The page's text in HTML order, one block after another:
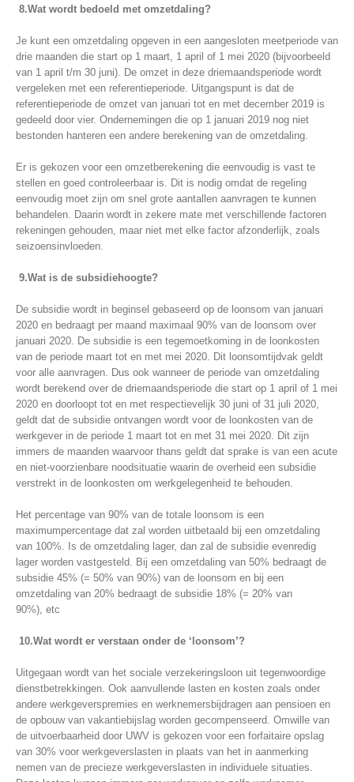
8.Wat wordt bedoeld met omzetdaling?
Je kunt een omzetdaling opgeven in een aangesloten meetperiode van
drie maanden die start op 1 maart, 1 april of 1 mei 2020 (bijvoorbeeld
van 1 april t/m 30 juni). De omzet in deze driemaandsperiode wordt
vergeleken met een referentieperiode. Uitgangspunt is dat de
referentieperiode de omzet van januari tot en met december 2019 is
gedeeld door vier. Ondernemingen die op 1 januari 2019 nog niet
bestonden hanteren een andere berekening van de omzetdaling.
Er is gekozen voor een omzetberekening die eenvoudig is vast te
stellen en goed controleerbaar is. Dit is nodig omdat de regeling
eenvoudig moet zijn om snel grote aantallen aanvragen te kunnen
behandelen. Daarin wordt in zekere mate met verschillende factoren
rekeningen gehouden, maar niet met elke factor afzonderlijk, zoals
seizoensinvloeden.
9.Wat is de subsidiehoogte?
De subsidie wordt in beginsel gebaseerd op de loonsom van januari
2020 en bedraagt per maand maximaal 90% van de loonsom over
januari 2020. De subsidie is een tegemoetkoming in de loonkosten
van de periode maart tot en met mei 2020. Dit loonsomtijdvak geldt
voor alle aanvragen. Dus ook wanneer de periode van omzetdaling
wordt berekend over de driemaandsperiode die start op 1 april of 1 mei
2020 en doorloopt tot en met respectievelijk 30 juni of 31 juli 2020,
geldt dat de subsidie ontvangen wordt voor de loonkosten van de
werkgever in de periode 1 maart tot en met 31 mei 2020. Dit zijn
immers de maanden waarvoor thans geldt dat sprake is van een acute
en niet-voorzienbare noodsituatie waarin de overheid een subsidie
verstrekt in de loonkosten om werkgelegenheid te behouden.
Het percentage van 90% van de totale loonsom is een
maximumpercentage dat zal worden uitbetaald bij een omzetdaling
van 100%. Is de omzetdaling lager, dan zal de subsidie evenredig
lager worden vastgesteld. Bij een omzetdaling van 50% bedraagt de
subsidie 45% (= 50% van 90%) van de loonsom en bij een
omzetdaling van 20% bedraagt de subsidie 18% (= 20% van
90%), etc
10.Wat wordt er verstaan onder de ‘loonsom’?
Uitgegaan wordt van het sociale verzekeringsloon uit tegenwoordige
dienstbetrekkingen. Ook aanvullende lasten en kosten zoals onder
andere werkgeverspremies en werknemersbijdragen aan pensioen en
de opbouw van vakantiebijslag worden gecompenseerd. Omwille van
de uitvoerbaarheid door UWV is gekozen voor een forfaitaire opslag
van 30% voor werkgeverslasten in plaats van het in aanmerking
nemen van de precieze werkgeverslasten in individuele situaties.